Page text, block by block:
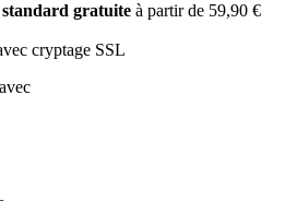
gratuite à partir de 59,90 €
cryptage SSL